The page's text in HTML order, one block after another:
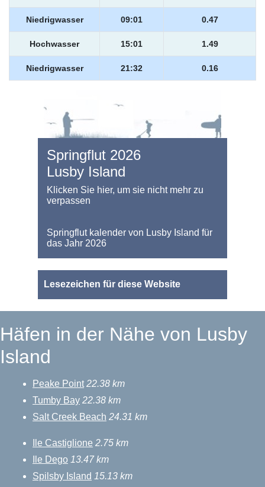
Niedrigwasser 09:01 0.47
Hochwasser 15:01 1.49
Niedrigwasser 21:32 0.16
Springflut 2026
Lusby Island
Klicken Sie hier, um sie nicht mehr zu
verpassen
Springflut kalender von Lusby Island für
das Jahr 2026
Lesezeichen für diese Website
Häfen in der Nähe von Lusby
Island
Peake Point 22.38 km
Tumby Bay 22.38 km
Salt Creek Beach 24.31 km
Ile Castiglione 2.75 km
Ile Dego 13.47 km
Spilsby Island 15.13 km